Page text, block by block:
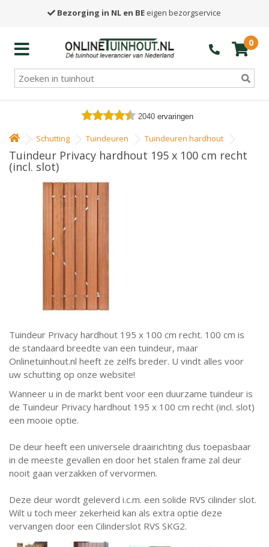
Bezorging in NL en BE eigen bezorgservice
0
2040 ervaringen
Schutting Tuindeuren Tuindeuren hardhout
Tuindeur Privacy hardhout 195 x 100 cm recht
(incl. slot)
Tuindeur Privacy hardhout 195 x 100 cm recht. 100 cm is
de standaard breedte van een tuindeur, maar
Onlinetuinhout.nl heeft ze zelfs breder. U vindt alles voor
uw schutting op onze website!
Wanneer u in de markt bent voor een duurzame tuindeur is
de Tuindeur Privacy hardhout 195 x 100 cm recht (incl. slot)
een mooie optie.
De deur heeft een universele draairichting dus toepasbaar
in de meeste gevallen en door het stalen frame zal deur
nooit gaan verzakken of vervormen.
Deze deur wordt geleverd i.c.m. een solide RVS cilinder slot.
Wilt u toch meer zekerheid kan als extra optie deze
vervangen door een Cilinderslot RVS SKG2.